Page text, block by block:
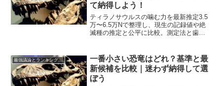
て納得しよう！
ティラノサウルスの噛む力を最新推定3.5
万〜6.5万Nで整理し、現生の記録値や絶
滅種の推定と公平に比較。測定法と歯尖
てます。
最強議論とランキング検証
一番小さい恐竜はどれ？基準と最
新候補を比較｜迷わず納得して選
ぼう